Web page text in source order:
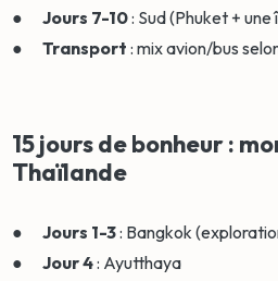
●Jours 7-10: Sud (Phuket + une
●Transport : mix avion/bus
15 jours de bonheur :
Thaïlande
●Jours 1-3: Bangkok
●Jour 4: Ayutthaya